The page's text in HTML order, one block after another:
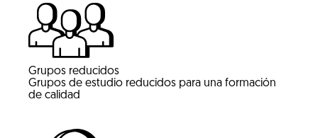
Grupos reducidos
Grupos de estudio reducidos para una formación
de calidad